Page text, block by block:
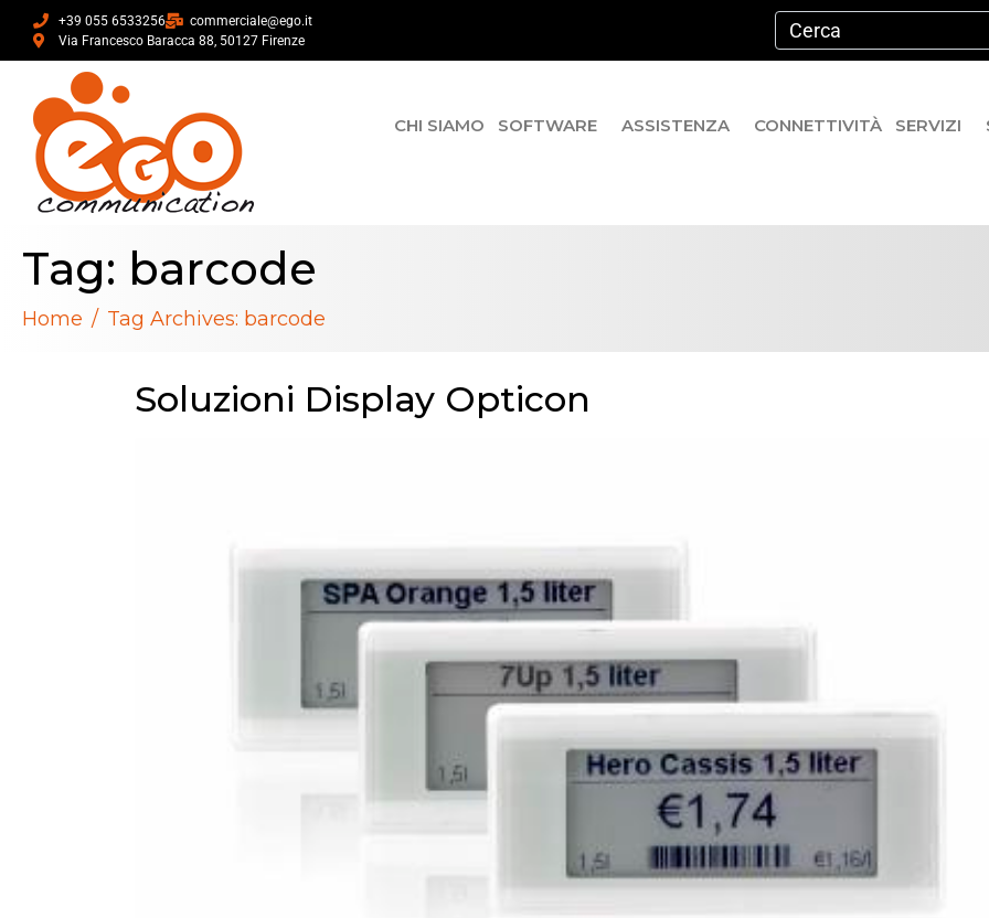
+39 055 6533256
commerciale@ego.it
Via Francesco Baracca 88, 50127 Firenze
CHI SIAMO SOFTWARE ASSISTENZA CONNETTIVITÀ SERVIZI
Tag: barcode
Home Tag Archives: barcode
Soluzioni Display Opticon